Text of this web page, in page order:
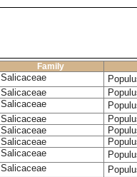
Family
Salicaceae
Salicaceae
Salicaceae
Salicaceae
Salicaceae
Salicaceae
Salicaceae
Salicaceae